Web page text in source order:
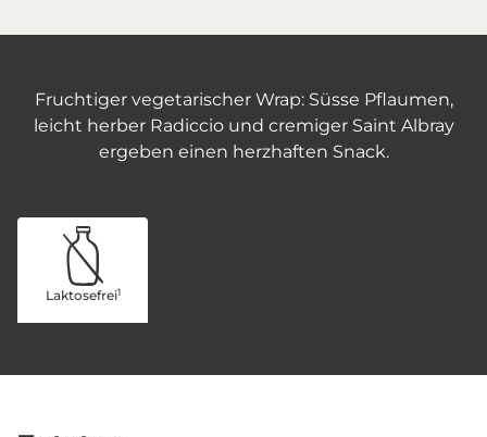
Fruchtiger vegetarischer Wrap: Süsse Pflaumen,
leicht herber Radiccio und cremiger Saint Albray
ergeben einen herzhaften Snack.
Laktosefrei1